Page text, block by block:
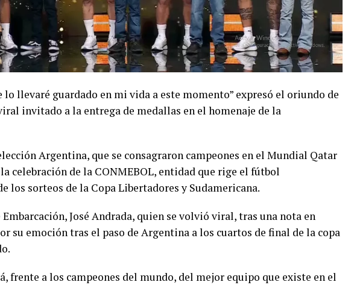
lo llevaré guardado en mi vida a este momento” expresó el oriundo de
invitado a la entrega de medallas en el homenaje de la
Argentina, que se consagraron campeones en el Mundial Qatar
celebración de la CONMEBOL, entidad que rige el fútbol
los sorteos de la Copa Libertadores y Sudamericana.
José Andrada, quien se volvió viral, tras una nota en
su emoción tras el paso de Argentina a los cuartos de final de la copa
frente a los campeones del mundo, del mejor equipo que existe en el